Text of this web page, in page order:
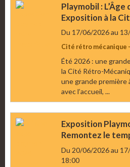
Playmobil : L’Âge
Exposition à la
Du 17/06/2026au
Cité rétro mécanique
Été 2026 : une
la Cité Rétro-
une grande première
avec l’accueil, ...
Exposition
Remontez le
Du 20/06/2026au
18:00